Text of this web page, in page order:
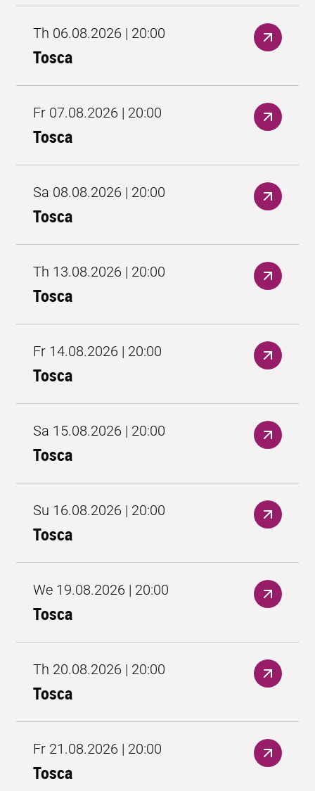
Th 06.08.2026 | 20:00
Tosca
Fr 07.08.2026 | 20:00
Tosca
Sa 08.08.2026 | 20:00
Tosca
Th 13.08.2026 | 20:00
Tosca
Fr 14.08.2026 | 20:00
Tosca
Sa 15.08.2026 | 20:00
Tosca
Su 16.08.2026 | 20:00
Tosca
We 19.08.2026 | 20:00
Tosca
Th 20.08.2026 | 20:00
Tosca
Fr 21.08.2026 | 20:00
Tosca